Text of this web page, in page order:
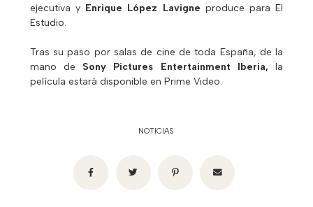
ejecutiva yEnrique López Lavigne produce para El
Estudio.
Tras su paso por salas de cine de toda España, de la
mano de Sony Pictures Entertainment Iberia, la
película estará disponible en Prime Video.
NOTICIAS